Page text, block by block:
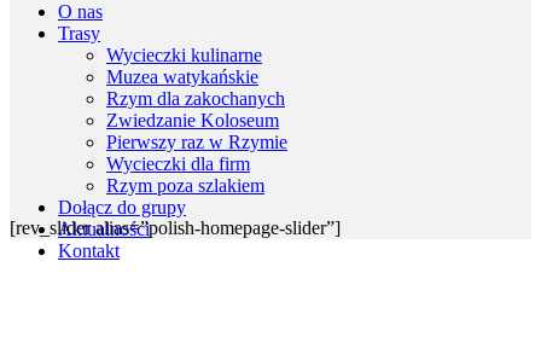
O nas
Trasy
Wycieczki kulinarne
Muzea watykańskie
Rzym dla zakochanych
Zwiedzanie Koloseum
Pierwszy raz w Rzymie
Wycieczki dla firm
Rzym poza szlakiem
Dołącz do grupy
Aktualności
Kontakt
[rev_slider alias=”polish-homepage-slider”]